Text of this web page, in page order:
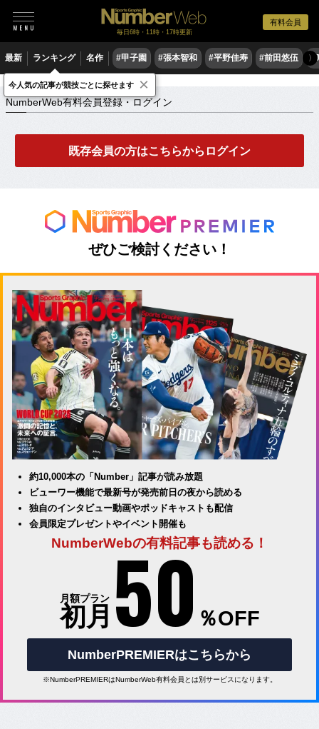
有料会員
毎日6時・11時・17時更新
最新 ランキング 名作 #甲子園 #張本智和 #平野佳寿 #前田悠伍 〉
NumberWeb有料会員登録・ログイン
NumberWeb有料会員登録・ログイン
既存会員の方はこちらからログイン
ぜひご検討ください！
約10,000本の「Number」記事が読み放題
ビューワー機能で最新号が発売前日の夜から読める
独自のインタビュー動画やポッドキャストも配信
会員限定プレゼントやイベント開催も
NumberWebの有料記事も読める！
月額プラン
初月 50 ％OFF
NumberPREMIERはこちらから
※NumberPREMIERはNumberWeb有料会員とは別サービスになります。
今人気の記事が競技ごとに探せます ×